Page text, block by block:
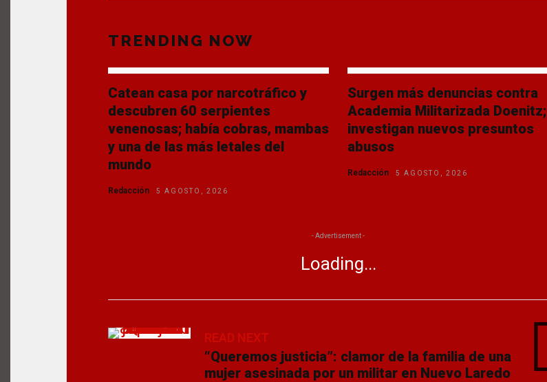
TRENDING NOW
Catean casa por narcotráfico y
descubren 60 serpientes
venenosas; había cobras, mambas
y una de las más letales del
mundo
Redacción 5 AGOSTO, 2026
Surgen más denuncias contra
Academia Militarizada Doenitz;
investigan nuevos presuntos
abusos
Redacción 5 AGOSTO, 2026
- Advertisement -
Loading...
READ NEXT
“Queremos justicia”: clamor de la familia de una
mujer asesinada por un militar en Nuevo Laredo